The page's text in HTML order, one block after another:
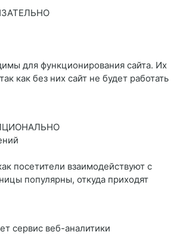
для функционирования сайта. Их
как без них сайт не будет работать
посетители взаимодействуют с
популярны, откуда приходят
сервис веб-аналитики